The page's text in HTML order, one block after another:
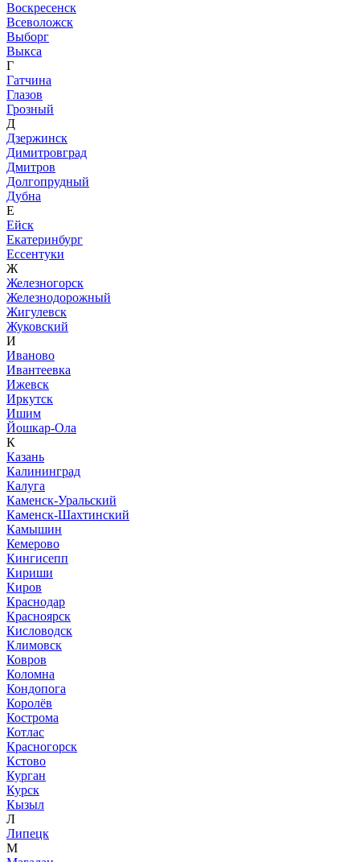
Воскресенск
Всеволожск
Выборг
Выкса
Г
Гатчина
Глазов
Грозный
Д
Дзержинск
Димитровград
Дмитров
Долгопрудный
Дубна
Е
Ейск
Екатеринбург
Ессентуки
Ж
Железногорск
Железнодорожный
Жигулевск
Жуковский
И
Иваново
Ивантеевка
Ижевск
Иркутск
Ишим
Йошкар-Ола
К
Казань
Калининград
Калуга
Каменск-Уральский
Каменск-Шахтинский
Камышин
Кемерово
Кингисепп
Кириши
Киров
Краснодар
Красноярск
Кисловодск
Климовск
Ковров
Коломна
Кондопога
Королёв
Кострома
Котлас
Красногорск
Кстово
Курган
Курск
Кызыл
Л
Липецк
М